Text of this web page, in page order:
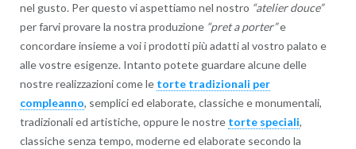
nel gusto. Per questo vi aspettiamo nel nostro “atelier douce”
per farvi provare la nostra produzione “pret a porter”e
concordare insieme a voi i prodotti più adatti al vostro palato e
alle vostre esigenze. Intanto potete guardare alcune delle
nostre realizzazioni come le torte tradizionali per
compleanno, semplici ed elaborate, classiche e monumentali,
tradizionali ed artistiche, oppure le nostre torte speciali,
classiche senza tempo, moderne ed elaborate secondo la